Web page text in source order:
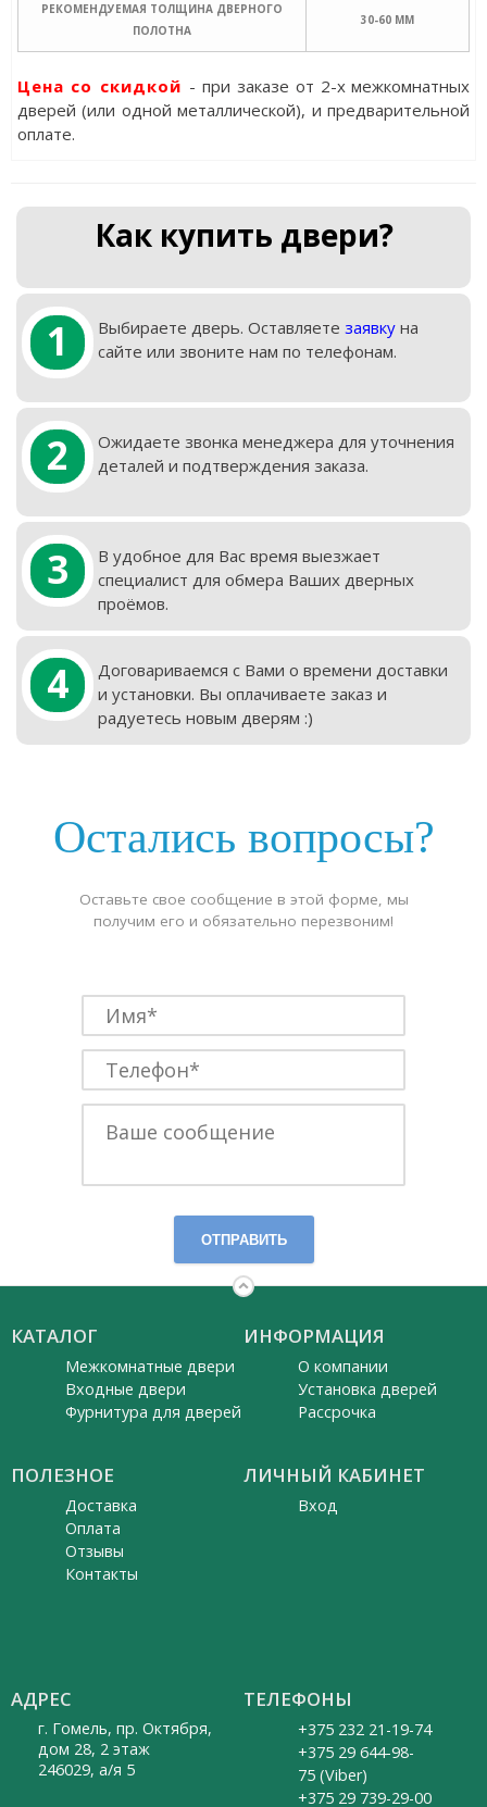
РЕКОМЕНДУЕМАЯ ТОЛЩИНА ДВЕРНОГО
ПОЛОТНА
30-60 ММ
Цена со скидкой - при заказе от 2-х межкомнатных
дверей (или одной металлической), и предварительной
оплате.
Как купить двери?
1 Выбираете дверь. Оставляете заявкуна
сайте или звоните нам по телефонам.
2
Ожидаете звонка менеджера для уточнения
деталей и подтверждения заказа.
3
В удобное для Вас время выезжает
специалист для обмера Ваших дверных
проёмов.
4
Договариваемся с Вами о времени доставки
и установки. Вы оплачиваете заказ и
радуетесь новым дверям :)
Остались вопросы?
Оставьте свое сообщение в этой форме, мы
получим его и обязательно перезвоним!
ОТПРАВИТЬ
КАТАЛОГ
Межкомнатные двери
Входные двери
Фурнитура для дверей
ПОЛЕЗНОЕ
Доставка
Оплата
Отзывы
Контакты
ИНФОРМАЦИЯ
О компании
Установка дверей
Рассрочка
ЛИЧНЫЙ КАБИНЕТ
Вход
АДРЕС
г. Гомель, пр. Октября,
дом 28, 2 этаж
246029, а/я 5
ТЕЛЕФОНЫ
+375 232 21-19-74
+375 29 644-98-
75 (Viber)
+375 29 739-29-00